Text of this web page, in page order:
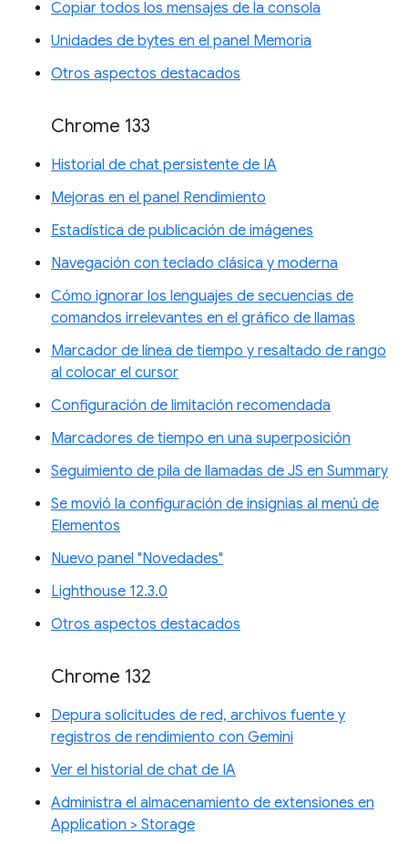
Copiar todos los mensajes de la consola
Unidades de bytes en el panel Memoria
Otros aspectos destacados
Chrome 133
Historial de chat persistente de IA
Mejoras en el panel Rendimiento
Estadística de publicación de imágenes
Navegación con teclado clásica y moderna
Cómo ignorar los lenguajes de secuencias de
comandos irrelevantes en el gráfico de llamas
Marcador de línea de tiempo y resaltado de rango
al colocar el cursor
Configuración de limitación recomendada
Marcadores de tiempo en una superposición
Seguimiento de pila de llamadas de JS en Summary
Se movió la configuración de insignias al menú de
Elementos
Nuevo panel "Novedades"
Lighthouse 12.3.0
Otros aspectos destacados
Chrome 132
Depura solicitudes de red, archivos fuente y
registros de rendimiento con Gemini
Ver el historial de chat de IA
Administra el almacenamiento de extensiones en
Application > Storage